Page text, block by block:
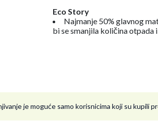
Eco Story
Najmanje 50% glavnog
bi se smanjila količina otpada
je moguće samo korisnicima koji su kupili